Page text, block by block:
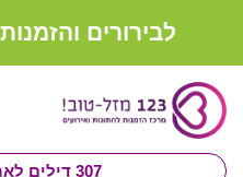
לבירורים
307 דילים